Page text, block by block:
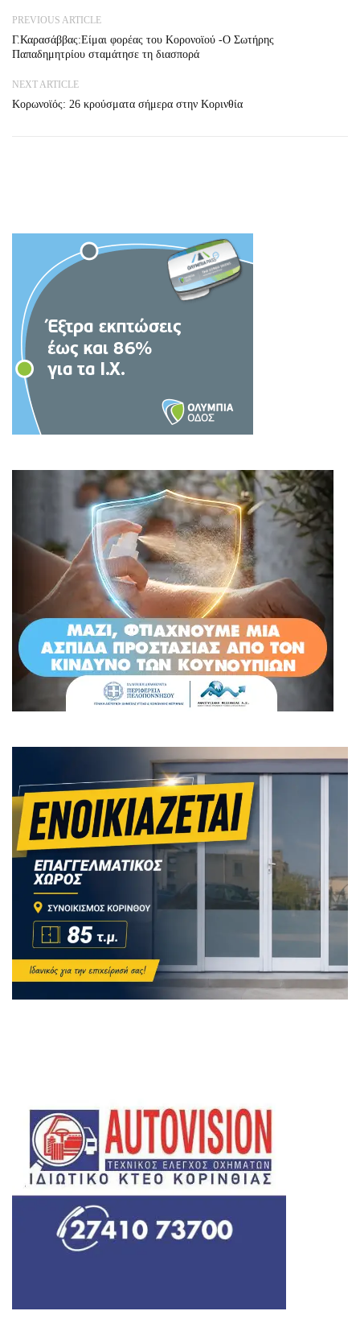
PREVIOUS ARTICLE
Γ.Καρασάββας:Είμαι φορέας του Κορονοϊού -Ο Σωτήρης
Παπαδημητρίου σταμάτησε τη διασπορά
NEXT ARTICLE
Κορωνοϊός: 26 κρούσματα σήμερα στην Κορινθία